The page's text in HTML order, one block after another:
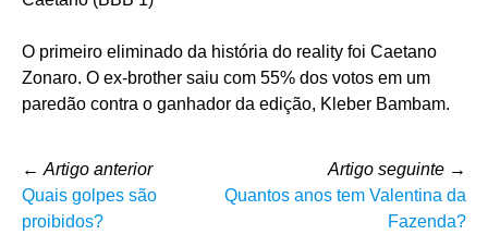
O primeiro eliminado da história do reality foi Caetano
Zonaro. O ex-brother saiu com 55% dos votos em um
paredão contra o ganhador da edição, Kleber Bambam.
← Artigo anterior
Quais golpes são
proibidos?
Artigo seguinte →
Quantos anos tem Valentina da
Fazenda?